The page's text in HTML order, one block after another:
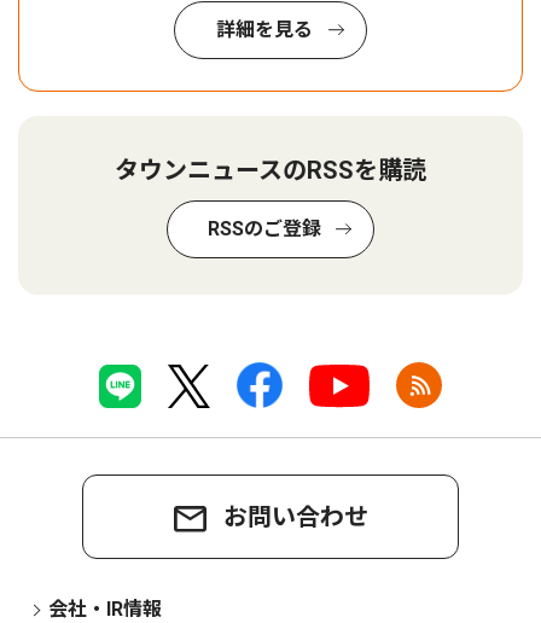
詳細を見る
タウンニュースのRSSを購読
RSSのご登録
お問い合わせ
会社・IR情報